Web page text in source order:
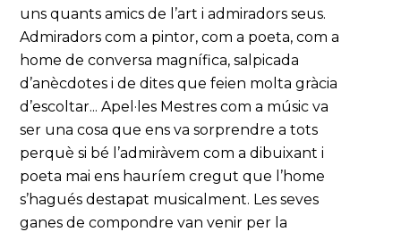
uns quants amics de l’art i admiradors seus.
Admiradors com a pintor, com a poeta, com a
home de conversa magnífica, salpicada
d’anècdotes i de dites que feien molta gràcia
d’escoltar... Apel·les Mestres com a músic va
ser una cosa que ens va sorprendre a tots
perquè si bé l’admiràvem com a dibuixant i
poeta mai ens hauríem cregut que l’home
s’hagués destapat musicalment. Les seves
ganes de compondre van venir per la